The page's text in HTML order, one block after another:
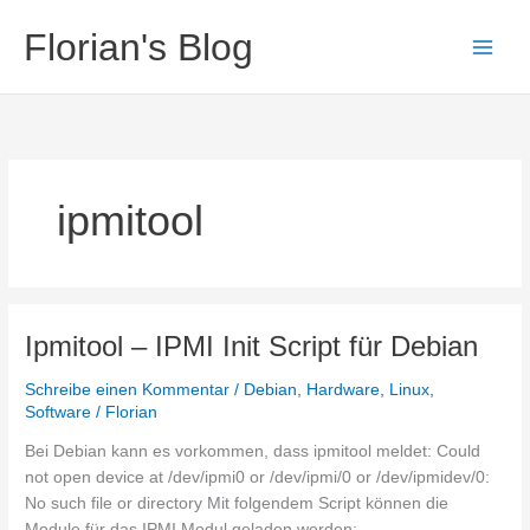
Inhalt
springen
Florian's Blog
ipmitool
Ipmitool – IPMI Init Script für Debian
Schreibe einen Kommentar / Debian Hardware Linux
Software / Florian
Bei Debian kann es vorkommen, dass ipmitool meldet: Could
not open device at /dev/ipmi0 or /dev/ipmi/0 or /dev/ipmidev/0:
No such file or directory Mit folgendem Script können die